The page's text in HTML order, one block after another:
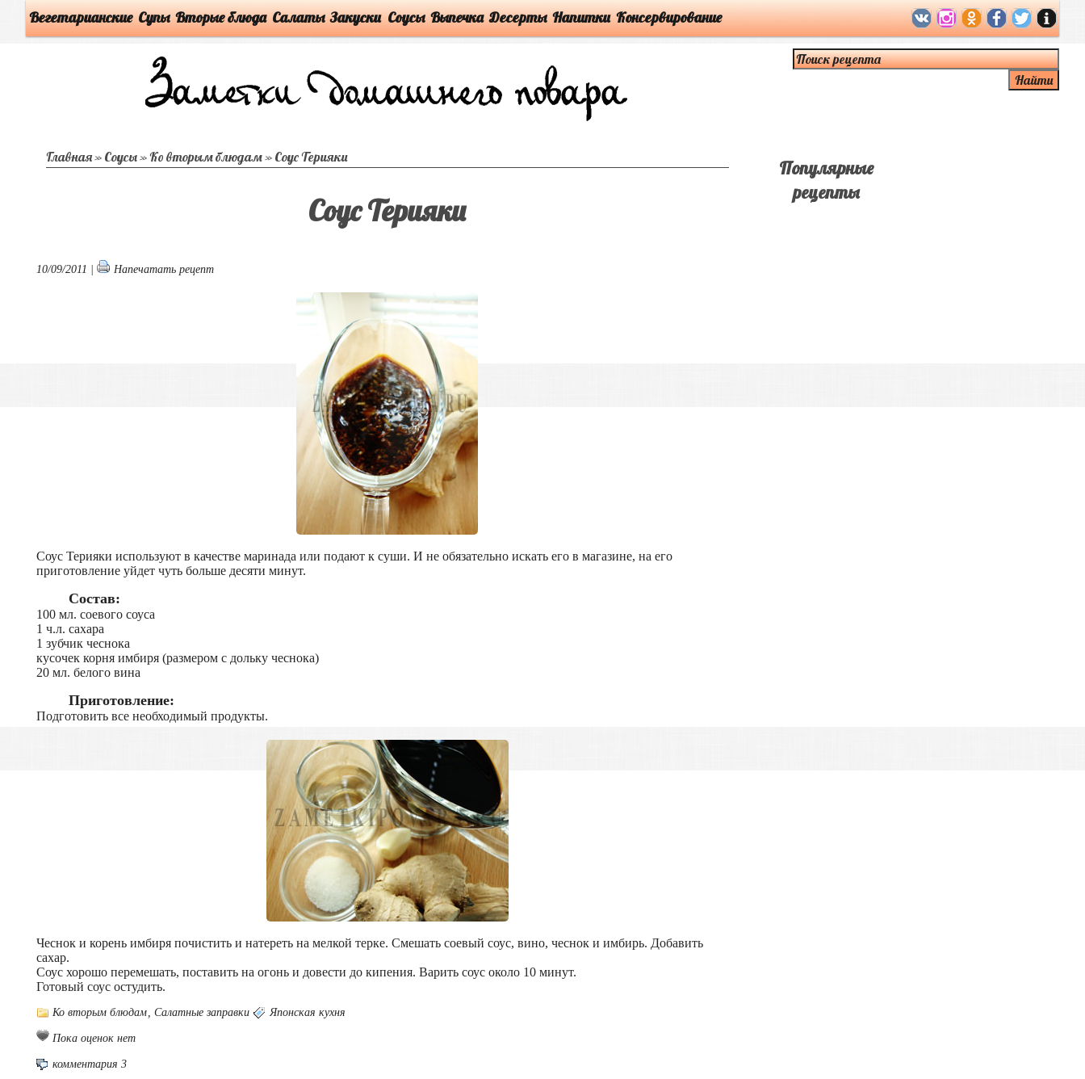
Вегетарианские Супы Вторые блюда Салаты Закуски Соусы Выпечка Десерты Напитки Консервирование
Главная» Соусы»Ко вторым блюдам» Соус Терияки
Соус Терияки
10/09/2011 | Напечатать рецепт
Соус Терияки используют в качестве маринада или подают к суши. И не обязательно искать его в магазине, на его
приготовление уйдет чуть больше десяти минут.
Состав:
100 мл. соевого соуса
1 ч.л. сахара
1 зубчик чеснока
кусочек корня имбиря (размером с дольку чеснока)
20 мл. белого вина
Приготовление:
Подготовить все необходимый продукты.
Чеснок и корень имбиря почистить и натереть на мелкой терке. Смешать соевый соус, вино, чеснок и имбирь. Добавить
сахар.
Соус хорошо перемешать, поставить на огонь и довести до кипения. Варить соус около 10 минут.
Готовый соус остудить.
Ко вторым блюдам,Салатные заправки Японская кухня
Пока оценок нет
комментария 3
Популярные
рецепты